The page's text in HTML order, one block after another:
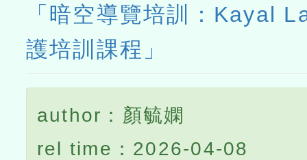
「暗空導覽培訓：Kayal
護培訓課程」
author：顏毓嫻
rel time：2026-04-08